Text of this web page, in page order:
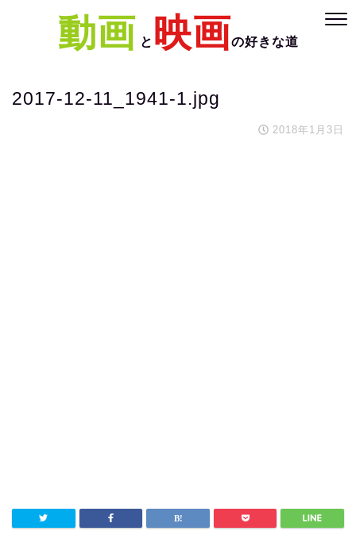
動画 と 映画の好きな道
2017-12-11_1941-1.jpg
2018年1月3日